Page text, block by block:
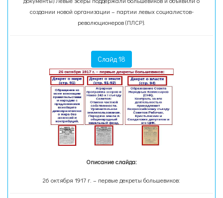
создании новой организации – партии левых социалистов-
революционеров (ПЛСР).
Слайд 18
Описание слайда:
26 октября 1917 г. – первые декреты большевиков: